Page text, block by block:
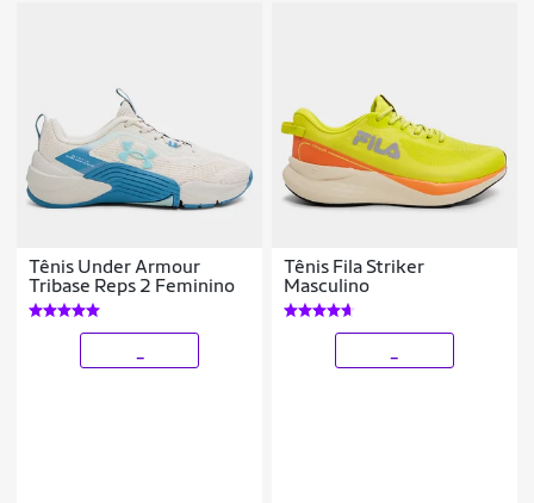
Tênis Under Armour
Tribase Reps 2 Feminino
Tênis Fila Striker
Masculino